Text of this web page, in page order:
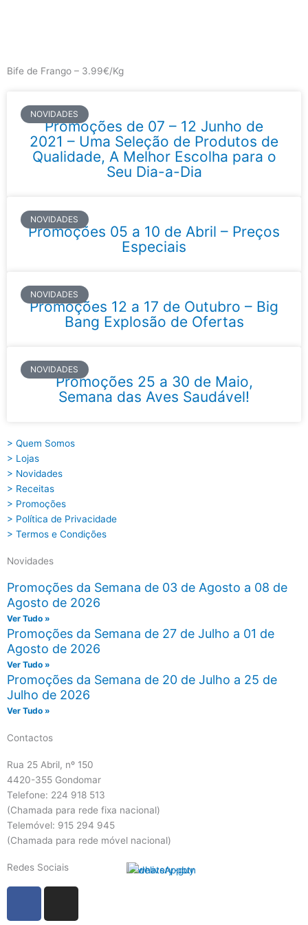
Bife de Frango – 3.99€/Kg
NOVIDADES
Promoções de 07 – 12 Junho de
2021 – Uma Seleção de Produtos de
Qualidade, A Melhor Escolha para o
Seu Dia-a-Dia
NOVIDADES
Promoções 05 a 10 de Abril – Preços
Especiais
NOVIDADES
Promoções 12 a 17 de Outubro – Big
Bang Explosão de Ofertas
NOVIDADES
Promoções 25 a 30 de Maio,
Semana das Aves Saudável!
> Quem Somos
> Lojas
> Novidades
> Receitas
> Promoções
> Política de Privacidade
> Termos e Condições
Novidades
Promoções da Semana de 03 de Agosto a 08 de
Agosto de 2026
Ver Tudo »
Promoções da Semana de 27 de Julho a 01 de
Agosto de 2026
Ver Tudo »
Promoções da Semana de 20 de Julho a 25 de
Julho de 2026
Ver Tudo »
Contactos
Rua 25 Abril, nº 150
4420-355 Gondomar
Telefone: 224 918 513
(Chamada para rede fixa nacional)
Telemóvel: 915 294 945
(Chamada para rede móvel nacional)
Redes Sociais